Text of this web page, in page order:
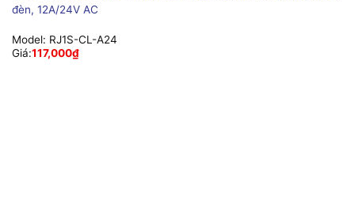
đèn, 12A/24V AC
Model: RJ1S-CL-A24
Giá:117,000₫